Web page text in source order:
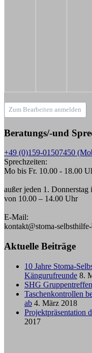
Zum Bearbeiten anmelden
Beratungs/-und
+49 (0)159-01507450
Sprechzeiten:
Mo bis Fr. 10.00 - 18.00
außer jeden 1.
von 10.00 – 14.00 Uhr
E-Mail:
kontakt@stoma-
Aktuelle Beiträge
10 Jahre Stoma-
Kängurufreunde 8.
SHG
Taschenkontrollen
ab 4. März 2018
Projektpräsentation
2017